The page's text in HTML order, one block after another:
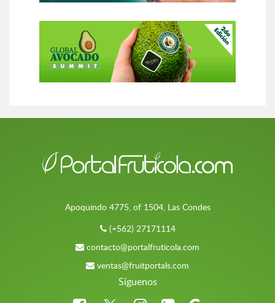
Apoquindo 4775, of 1504, Las Condes
(+562) 27171114
contacto@portalfruticola.com
ventas@fruitportals.com
Síguenos